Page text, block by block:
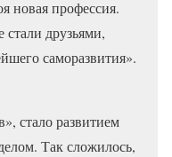
новая профессия.
стали друзьями,
саморазвития».
стало развитием
Так сложилось,